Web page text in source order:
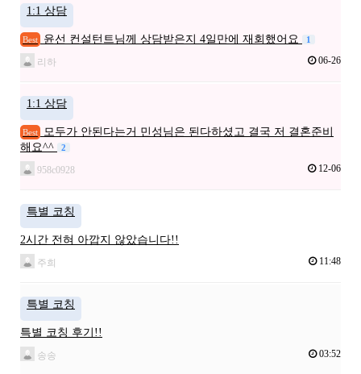
1:1 상담
Best 윤선 컨설턴트님께 상담받은지 4일만에 재회했어요 1
리하 06-26
1:1 상담
Best
모두가 안된다는거 민성님은 된다하셨고 결국 저 결혼준비
해요^^
2
958c0928 12-06
특별 코칭
2시간 전혀 아깝지 않았습니다!!
주희 11:48
특별 코칭
특별 코칭 후기!!
송송 03:52